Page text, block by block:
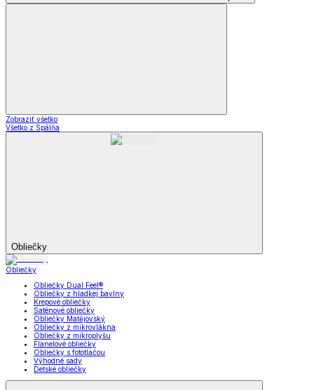
Zobraziť všetko
Všetko z Spálňa
Obliečky
Obliečky
Obliečky Dual Feel®
Obliečky z hladkej bavlny
Krepové obliečky
Saténové obliečky
Obliečky Matějovský
Obliečky z mikrovlákna
Obliečky z mikroplyšu
Flanelové obliečky
Obliečky s fototlačou
Výhodné sady
Detské obliečky